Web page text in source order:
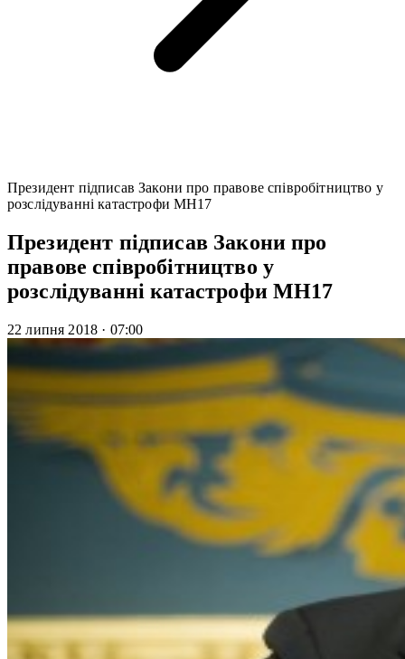
Президент підписав Закони про правове співробітництво у
розслідуванні катастрофи MH17
Президент підписав Закони про
правове співробітництво у
розслідуванні катастрофи MH17
22 липня 2018 · 07:00